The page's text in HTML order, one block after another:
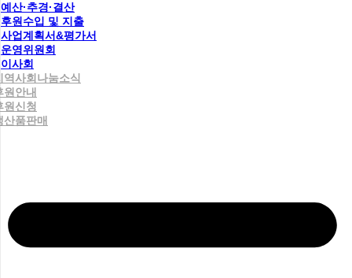
예산·추경·결산
후원수입 및 지출
사업계획서&평가서
운영위원회
이사회
역사회나눔소식
원안내
원신청
산품판매